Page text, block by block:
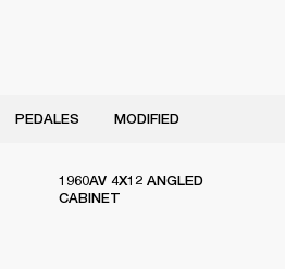
PEDALES MODIFIED
1960AV 4X12 ANGLED
CABINET